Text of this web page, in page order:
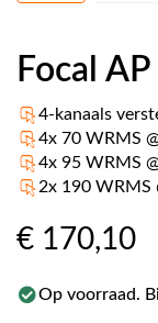
Focal
4-kanaals
4x 70 WRMS
4x 95 WRMS
2x 190 WRMS
€ 170,10
Op voorraad.